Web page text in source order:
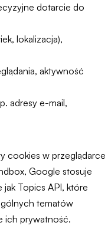
dotarcie do
lokalizacja),
aktywność
adresy e-mail,
cookies w przeglądarce
Google stosuje
Topics API, które
tematów
ich prywatność.